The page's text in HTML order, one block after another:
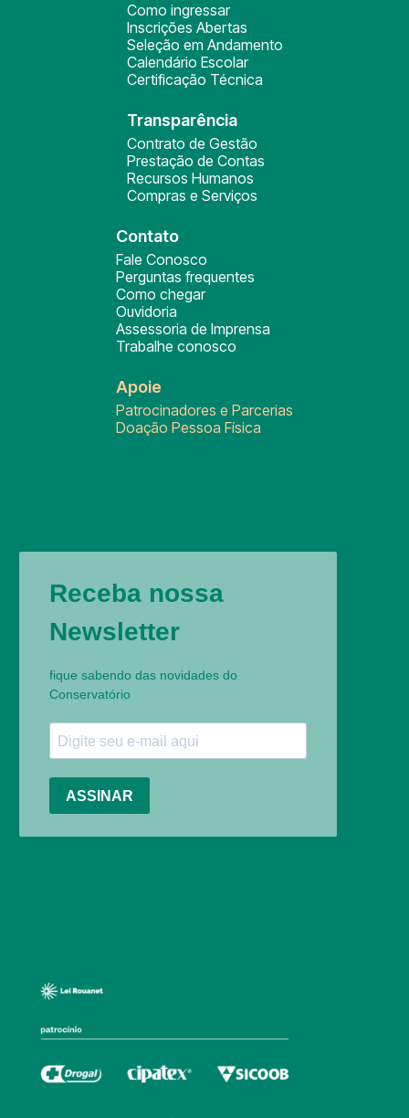
Como ingressar
Inscrições Abertas
Seleção em Andamento
Calendário Escolar
Certificação Técnica
Transparência
Contrato de Gestão
Prestação de Contas
Recursos Humanos
Compras e Serviços
Contato
Fale Conosco
Perguntas frequentes
Como chegar
Ouvidoria
Assessoria de Imprensa
Trabalhe conosco
Apoie
Patrocinadores e Parcerias
Doação Pessoa Física